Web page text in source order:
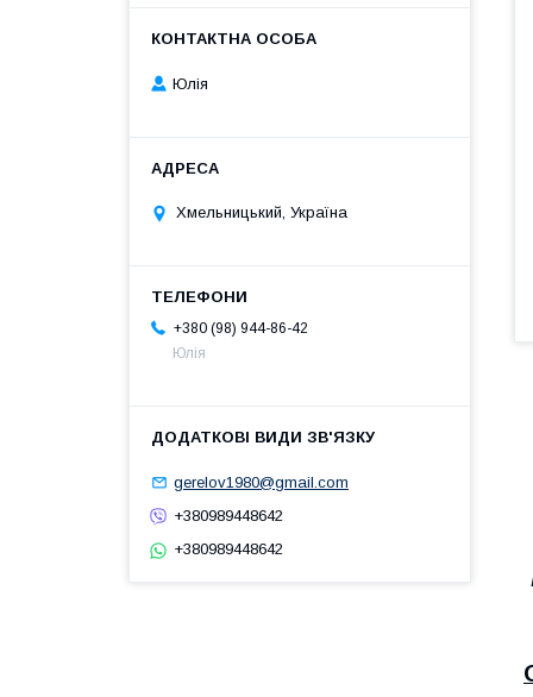
Юлія
Хмельницький, Україна
+380 (98) 944-86-42
Юлія
gerelov1980@gmail.com
+380989448642
+380989448642